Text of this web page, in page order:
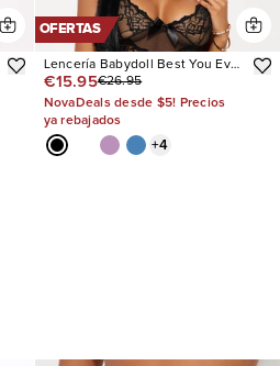
OFERTAS
Lencería Babydoll Best You Ever
Had
€15.95€26.95
NovaDeals desde $5! Precios
ya rebajados
+4